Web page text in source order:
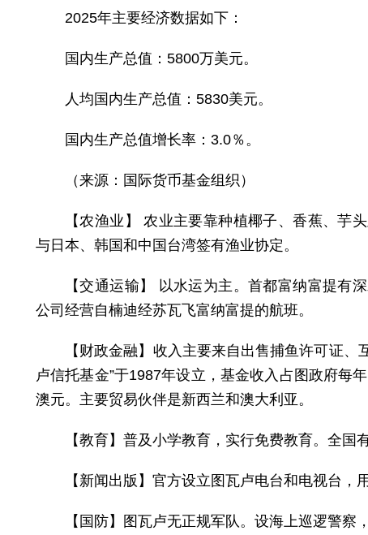
2025年主要经济数据如下：
国内生产总值：5800万美元。
人均国内生产总值：5830美元。
国内生产总值增长率：3.0％。
（来源：国际货币基金组织）
【农渔业】 农业主要靠种植椰子、香蕉、芋
与日本、韩国和中国台湾签有渔业协定。
【交通运输】 以水运为主。首都富纳富提有
公司经营自楠迪经苏瓦飞富纳富提的航班。
【财政金融】收入主要来自出售捕鱼许可证、
卢信托基金”于1987年设立，基金收入占图政府每
澳元。主要贸易伙伴是新西兰和澳大利亚。
【教育】普及小学教育，实行免费教育。全国
【新闻出版】官方设立图瓦卢电台和电视台，
【国防】图瓦卢无正规军队。设海上巡逻警察